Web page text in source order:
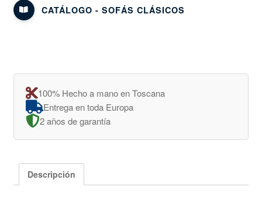
CATÁLOGO - SOFÁS CLÁSICOS
100% Hecho a mano en Toscana
Entrega en toda Europa
2 años de garantía
Descripción